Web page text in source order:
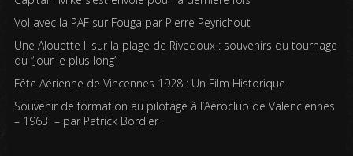
Vol avec la PAF sur Fouga par Pierre Peyrichout
Une Alouette II sur la plage de Rivedoux : souvenirs du tournage
du “Jour le plus long”
Fête Aérienne de Vincennes 1928 : Un Film Historique
Souvenir de formation au pilotage à l’Aéroclub de Valenciennes
– 1963 – par Patrick Bordier